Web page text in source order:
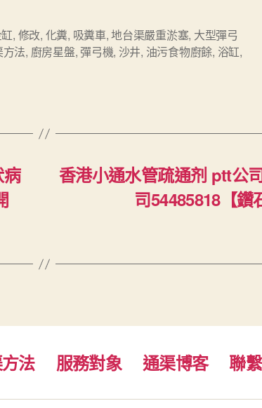
, 修改, 化糞, 吸糞車,地台渠嚴重淤塞, 大型彈弓
法, 廚房星盤, 彈弓機, 沙井, 油污食物廚餘, 浴缸,
香港小通水管疏通剂 ptt公
司54485818【鑽
法 服務對象 通渠博客 聯